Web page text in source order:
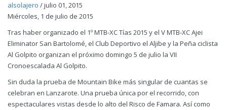
alsolajero /julio 01, 2015
Miércoles, 1 de julio de 2015
Tras haber organizado el 1º MTB-XC Tías 2015 y el V MTB-XC Ajei
Eliminator San Bartolomé, el Club Deportivo el Aljibe y la Peña ciclista
Al Golpito organizan el próximo domingo 5 de julio la VII
Cronoescalada Al Golpito.
Sin duda la prueba de Mountain Bike más singular de cuantas se
celebran en Lanzarote. Una prueba única por el recorrido, con
espectaculares vistas desde lo alto del Risco de Famara. Así como